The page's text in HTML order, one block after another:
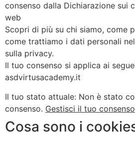
consenso dalla Dichiarazione sui
web
Scopri di più su chi siamo, come
come trattiamo i dati personali
sulla privacy.
Il tuo consenso si applica ai
asdvirtusacademy.it
Il tuo stato attuale: Non è stato
consenso. Gestisci il tuo
Cosa sono i